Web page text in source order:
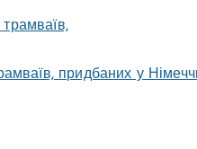
придбаних у